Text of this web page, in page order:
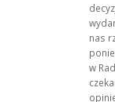
nas
w